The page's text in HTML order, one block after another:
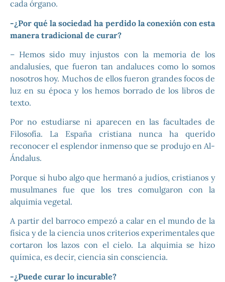
cada órgano.
-¿Por qué la sociedad ha perdido la conexión con esta
manera tradicional de curar?
– Hemos sido muy injustos con la memoria de los
andalusíes, que fueron tan andaluces como lo somos
nosotros hoy. Muchos de ellos fueron grandes focos de
luz en su época y los hemos borrado de los libros de
texto.
Por no estudiarse ni aparecen en las facultades de
Filosofía. La España cristiana nunca ha querido
reconocer el esplendor inmenso que se produjo en Al-
Ándalus.
Porque si hubo algo que hermanó a judíos, cristianos y
musulmanes fue que los tres comulgaron con la
alquimia vegetal.
A partir del barroco empezó a calar en el mundo de la
física y de la ciencia unos criterios experimentales que
cortaron los lazos con el cielo. La alquimia se hizo
química, es decir, ciencia sin consciencia.
-¿Puede curar lo incurable?